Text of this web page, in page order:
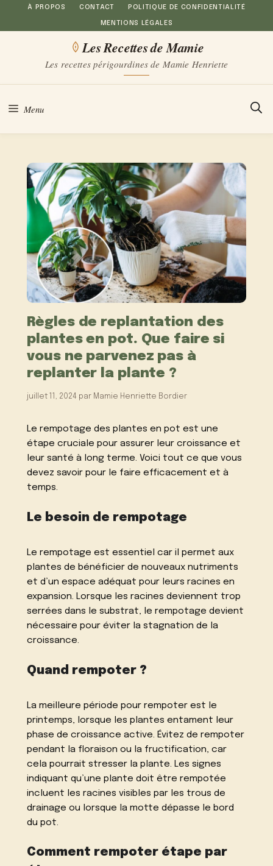
Aller
au
À PROPOS CONTACT POLITIQUE DE CONFIDENTIALITÉ
MENTIONS LÉGALES
Les Recettes de Mamie
Les recettes périgourdines de Mamie Henriette
Menu
Règles de replantation des
plantes en pot. Que faire si
vous ne parvenez pas à
replanter la plante ?
juillet 11, 2024 par Mamie Henriette Bordier
Le rempotage des plantes en pot est une
étape cruciale pour assurer leur croissance et
leur santé à long terme. Voici tout ce que vous
devez savoir pour le faire efficacement et à
temps.
Le besoin de rempotage
Le rempotage est essentiel car il permet aux
plantes de bénéficier de nouveaux nutriments
et d’un espace adéquat pour leurs racines en
expansion. Lorsque les racines deviennent trop
serrées dans le substrat, le rempotage devient
nécessaire pour éviter la stagnation de la
croissance.
Quand rempoter ?
La meilleure période pour rempoter est le
printemps, lorsque les plantes entament leur
phase de croissance active. Évitez de rempoter
pendant la floraison ou la fructification, car
cela pourrait stresser la plante. Les signes
indiquant qu’une plante doit être rempotée
incluent les racines visibles par les trous de
drainage ou lorsque la motte dépasse le bord
du pot.
Comment rempoter étape par